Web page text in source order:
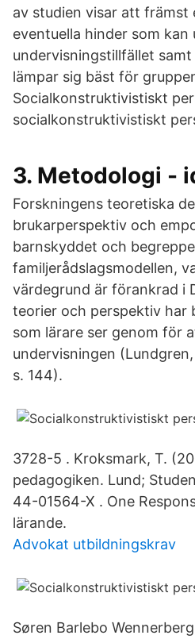
av studien visar att främst
eventuella hinder som kan
undervisningstillfället
lämpar sig bäst för
Socialkonstruktivistiskt
socialkonstruktivistiskt
3. Metodologi -
Forskningens teoretiska
brukarperspektiv och
barnskyddet och
familjerådslagsmodellen,
värdegrund är förankrad i
teorier och perspektiv har
som lärare ser genom för
undervisningen
s. 144).
3728-5 . Kroksmark, T.
pedagogiken. Lund;
44-01564-X . One
lärande.
Advokat utbildningskrav
Søren Barlebo